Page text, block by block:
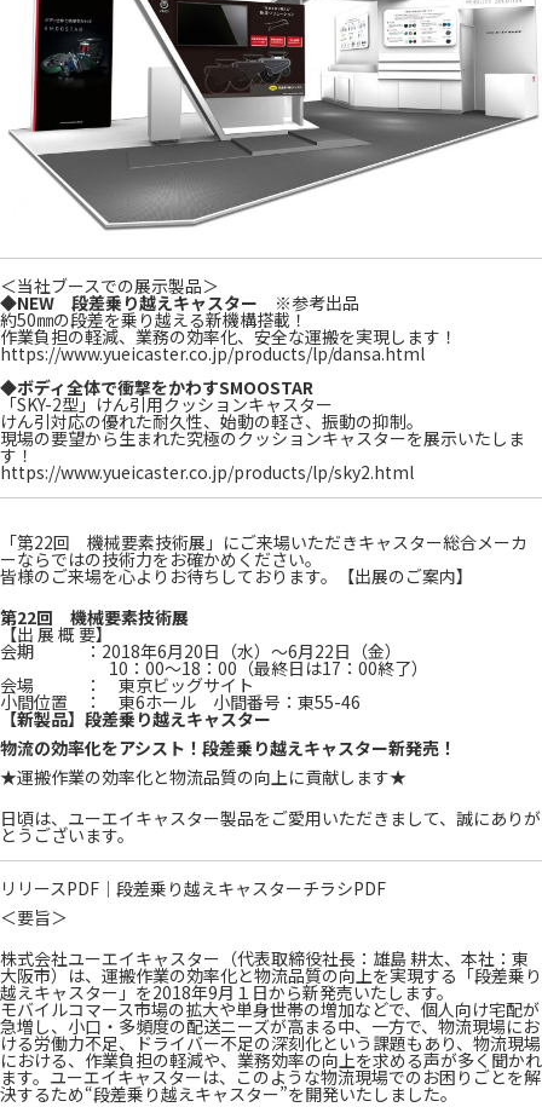
＜当社ブースでの展示製品＞
◆NEW 段差乗り越えキャスター ※参考出品
約50㎜の段差を乗り越える新機構搭載！
作業負担の軽減、業務の効率化、安全な運搬を実現します！
https://www.yueicaster.co.jp/products/lp/dansa.html
◆ボディ全体で衝撃をかわすSMOOSTAR
「SKY-2型」けん引用クッションキャスター
けん引対応の優れた耐久性、始動の軽さ、振動の抑制。
現場の要望から生まれた究極のクッションキャスターを展示いたしま
す！
https://www.yueicaster.co.jp/products/lp/sky2.html
「第22回 機械要素技術展」にご来場いただきキャスター総合メーカ
ーならではの技術力をお確かめください。
皆様のご来場を心よりお待ちしております。
【出展のご案内】
第22回 機械要素技術展
【出 展 概 要】
会期 ：2018年6月20日（水）～6月22日（金）
10：00～18：00（最終日は17：00終了）
会場 ： 東京ビッグサイト
小間位置 ： 東6ホール 小間番号：東55-46
【新製品】段差乗り越えキャスター
物流の効率化をアシスト！段差乗り越えキャスター新発売！
★運搬作業の効率化と物流品質の向上に貢献します★
日頃は、ユーエイキャスター製品をご愛用いただきまして、誠にありが
とうございます。
リリースPDF ｜ 段差乗り越えキャスターチラシPDF
＜要旨＞
株式会社ユーエイキャスター（代表取締役社長：雄島 耕太、本社：東
大阪市）は、運搬作業の効率化と物流品質の向上を実現する「段差乗り
越えキャスター」を2018年9月１日から新発売いたします。
モバイルコマース市場の拡大や単身世帯の増加などで、個人向け宅配が
急増し、小口・多頻度の配送ニーズが高まる中、一方で、物流現場にお
ける労働力不足、ドライバー不足の深刻化という課題もあり、物流現場
における、作業負担の軽減や、業務効率の向上を求める声が多く聞かれ
ます。ユーエイキャスターは、このような物流現場でのお困りごとを解
決するため“段差乗り越えキャスター”を開発いたしました。